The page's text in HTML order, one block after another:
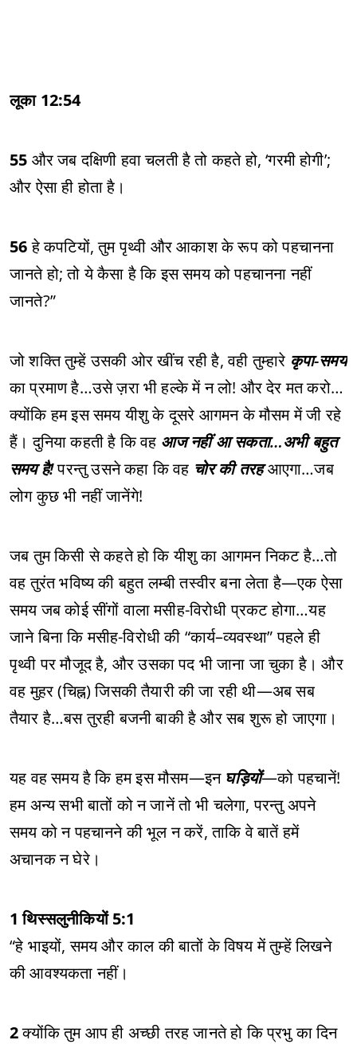
लूका 12:54
55 और जब दक्षिणी हवा चलती है तो कहते हो, ‘गरमी होगी’;
और ऐसा ही होता है।
56हे कपटियों, तुम पृथ्वी और आकाश के रूप को पहचानना
जानते हो; तो ये कैसा है कि इस समय को पहचानना नहीं
जानते?”
जो शक्ति तुम्हें उसकी ओर खींच रही है, वही तुम्हारे कृपा-समय
का प्रमाण है…उसे ज़रा भी हल्के में न लो! और देर मत करो…
क्योंकि हम इस समय यीशु के दूसरे आगमन के मौसम में जी रहे
हैं। दुनिया कहती है कि वह आज नहीं आ सकता…अभी बहुत
समय है!परन्तु उसने कहा कि वह चोर की तरहआएगा…जब
लोग कुछ भी नहीं जानेंगे!
जब तुम किसी से कहते हो कि यीशु का आगमन निकट है…तो
वह तुरंत भविष्य की बहुत लम्बी तस्वीर बना लेता है—एक ऐसा
समय जब कोई सींगों वाला मसीह-विरोधी प्रकट होगा…यह
जाने बिना कि मसीह-विरोधी की “कार्य–व्यवस्था” पहले ही
पृथ्वी पर मौजूद है, और उसका पद भी जाना जा चुका है। और
वह मुहर (चिह्न) जिसकी तैयारी की जा रही थी—अब सब
तैयार है…बस तुरही बजनी बाकी है और सब शुरू हो जाएगा।
यह वह समय है कि हम इस मौसम—इन घड़ियों—को पहचानें!
हम अन्य सभी बातों को न जानें तो भी चलेगा, परन्तु अपने
समय को न पहचानने की भूल न करें, ताकि वे बातें हमें
अचानक न घेरे।
1 थिस्सलुनीकियों 5:1
“हे भाइयों, समय और काल की बातों के विषय में तुम्हें लिखने
की आवश्यकता नहीं।
2क्योंकि तुम आप ही अच्छी तरह जानते हो कि प्रभु का दिन